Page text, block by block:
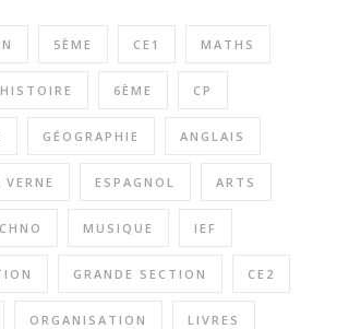
5ÈME CE1 MATHS
HISTOIRE 6ÈME CP
GÉOGRAPHIE ANGLAIS
VERNE ESPAGNOL ARTS
MUSIQUE IEF
GRANDE SECTION CE2
ORGANISATION LIVRES